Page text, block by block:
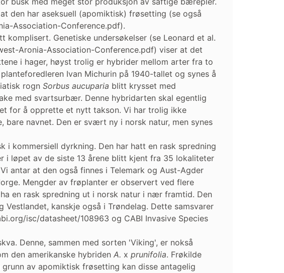
den har aseksuell (apomiktisk) frøsetting (se også
Association-Conference.pdf).
Genetiske undersøkelser (se Leonard et al.
Aronia-Association-Conference.pdf) viser at det
i hager, høyst trolig er hybrider mellom arter fra to
Ivan Michurin på 1940-tallet og synes å
rogn Sorbus aucuparia blitt krysset med
med svartsurbær. Denne hybridarten skal egentlig
for å opprette et nytt takson. Vi har trolig ikke
bare navnet. Den er svært ny i norsk natur, men synes
kommersiell dyrkning. Den har hatt en rask spredning
i løpet av de siste 13 årene blitt kjent fra 35 lokaliteter
antar at den også finnes i Telemark og Aust-Agder
Mengder av frøplanter er observert ved flere
en rask spredning ut i norsk natur i nær framtid. Den
kanskje også i Trøndelag. Dette samsvarer
isc/datasheet/108963 og CABI Invasive Species
Denne, sammen med sorten 'Viking', er nokså
den amerikanske hybriden A. x prunifolia. Frøkilde
av apomiktisk frøsetting kan disse antagelig